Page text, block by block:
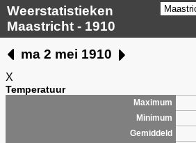
Weerstatistieken
Maastricht - 1910
ma 2 mei 1910
X
Temperatuur
Maximum
Minimum
Gemiddeld